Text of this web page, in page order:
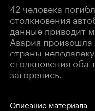
42 человека
столкновения
данные приводит
Авария
страны
столкновения оба
загорелись.
Описание материала